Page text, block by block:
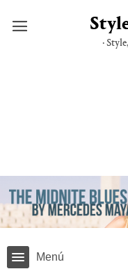
·
Menú